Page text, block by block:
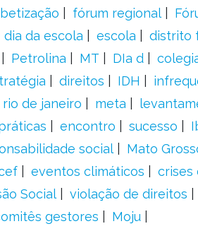
fórum regional
dia da escola escola distrito
Petrolina MT DIa d
direitos IDH
rio de janeiro meta
encontro sucesso
social Mato
eventos climáticos crises
Social
violação de direitos
gestores
Moju